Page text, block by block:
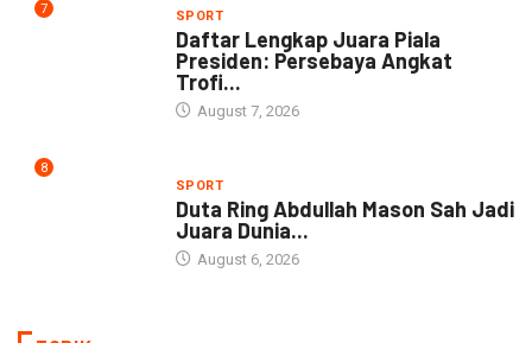
7 SPORT
Daftar Lengkap Juara Piala
Presiden: Persebaya Angkat
Trofi...
August 7, 2026
8
SPORT
Duta Ring Abdullah Mason Sah Jadi
Juara Dunia...
August 6, 2026